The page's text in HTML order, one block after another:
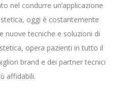
nel condurre un’applicazione
oggi è costantemente
nuove tecniche e soluzioni di
opera pazienti in tutto il
brand e dei partner tecnici
affidabili.